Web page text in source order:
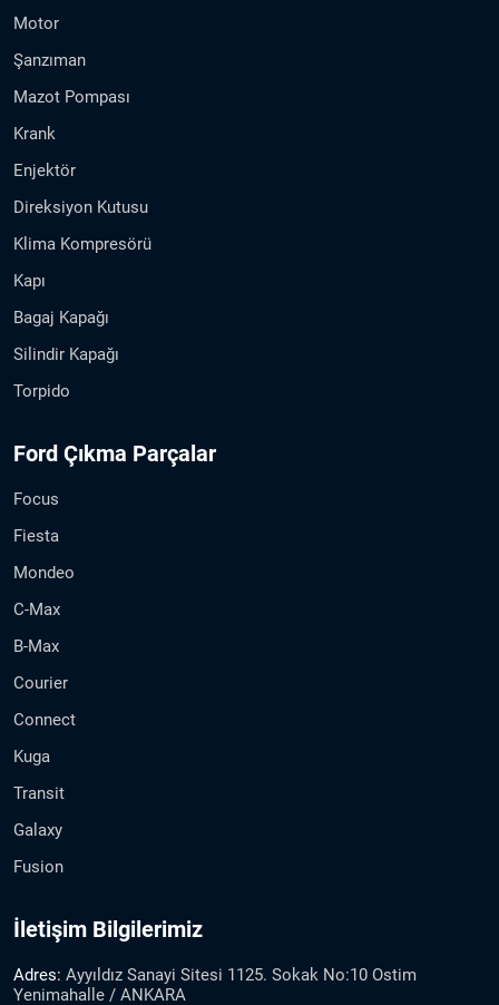
Motor
Şanzıman
Mazot Pompası
Krank
Enjektör
Direksiyon Kutusu
Klima Kompresörü
Kapı
Bagaj Kapağı
Silindir Kapağı
Torpido
Ford Çıkma Parçalar
Focus
Fiesta
Mondeo
C-Max
B-Max
Courier
Connect
Kuga
Transit
Galaxy
Fusion
İletişim Bilgilerimiz
Adres: Ayyıldız Sanayi Sitesi 1125. Sokak No:10 Ostim
Yenimahalle / ANKARA